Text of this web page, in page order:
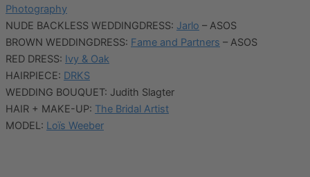
Photography
NUDE BACKLESS WEDDINGDRESS: Jarlo – ASOS
BROWN WEDDINGDRESS: Fame and Partners – ASOS
RED DRESS: Ivy & Oak
HAIRPIECE: DRKS
WEDDING BOUQUET: Judith Slagter
HAIR + MAKE-UP: The Bridal Artist
MODEL: Loïs Weeber